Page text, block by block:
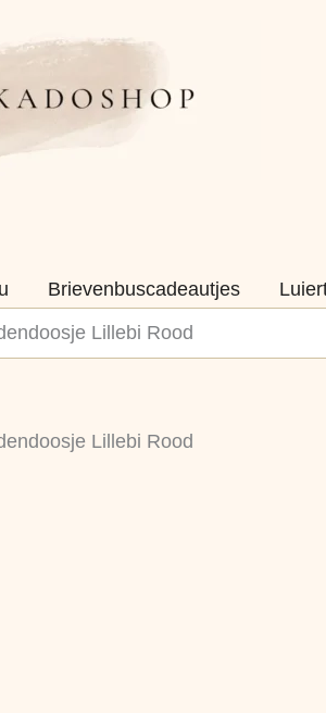
Brievenbuscadeautjes
Lillebi Rood
Lillebi Rood